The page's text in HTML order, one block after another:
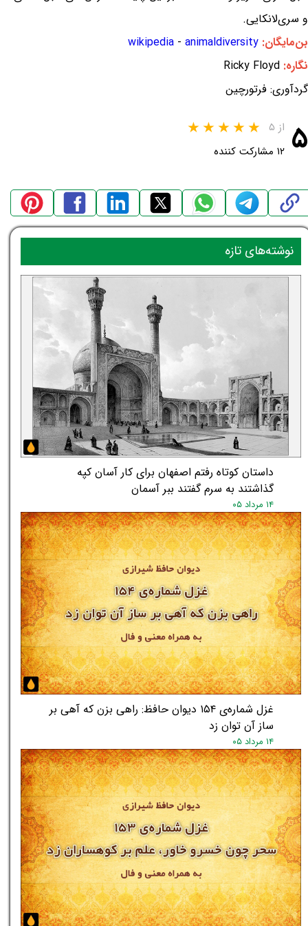
و سری‌لانکایی.
بن‌مایگان:
wikipedia - animaldiversity
نگاره: Ricky Floyd
گردآوری: فرتورچین
۵ از ۵
۱۲ مشارکت کننده
داستان کوتاه رفتم اصفهان برای کار آسان کپه
گذاشتند به سرم گفتند ببر آسمان
۱۴ مرداد ۰۵
غزل شماره‌ی ۱۵۴ دیوان حافظ: راهی بزن که آهی بر
ساز آن توان زد
۱۴ مرداد ۰۵
نوشته‌های تازه